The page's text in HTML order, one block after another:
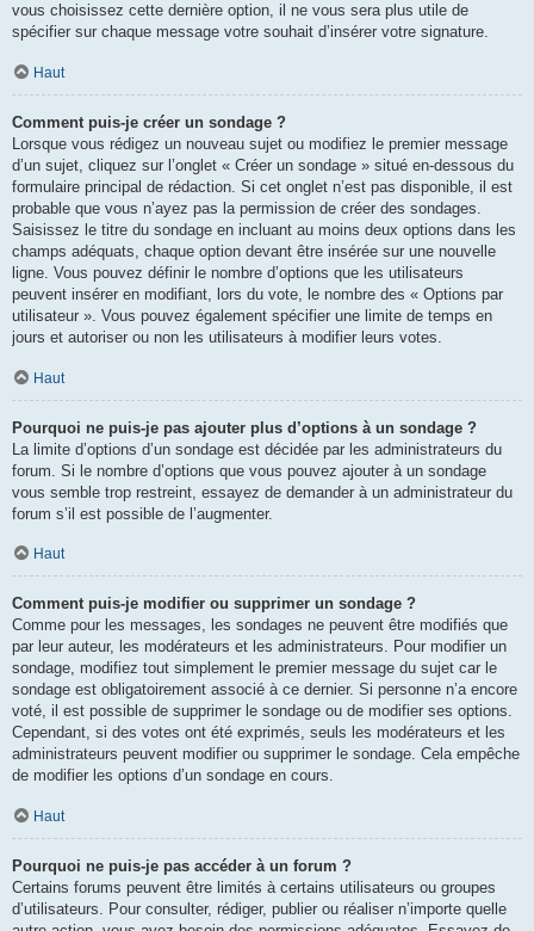
vous choisissez cette dernière option, il ne vous sera plus utile de
spécifier sur chaque message votre souhait d’insérer votre signature.
Haut
Comment puis-je créer un sondage ?
Lorsque vous rédigez un nouveau sujet ou modifiez le premier message
d’un sujet, cliquez sur l’onglet « Créer un sondage » situé en-dessous du
formulaire principal de rédaction. Si cet onglet n’est pas disponible, il est
probable que vous n’ayez pas la permission de créer des sondages.
Saisissez le titre du sondage en incluant au moins deux options dans les
champs adéquats, chaque option devant être insérée sur une nouvelle
ligne. Vous pouvez définir le nombre d’options que les utilisateurs
peuvent insérer en modifiant, lors du vote, le nombre des « Options par
utilisateur ». Vous pouvez également spécifier une limite de temps en
jours et autoriser ou non les utilisateurs à modifier leurs votes.
Haut
Pourquoi ne puis-je pas ajouter plus d’options à un sondage ?
La limite d’options d’un sondage est décidée par les administrateurs du
forum. Si le nombre d’options que vous pouvez ajouter à un sondage
vous semble trop restreint, essayez de demander à un administrateur du
forum s’il est possible de l’augmenter.
Haut
Comment puis-je modifier ou supprimer un sondage ?
Comme pour les messages, les sondages ne peuvent être modifiés que
par leur auteur, les modérateurs et les administrateurs. Pour modifier un
sondage, modifiez tout simplement le premier message du sujet car le
sondage est obligatoirement associé à ce dernier. Si personne n’a encore
voté, il est possible de supprimer le sondage ou de modifier ses options.
Cependant, si des votes ont été exprimés, seuls les modérateurs et les
administrateurs peuvent modifier ou supprimer le sondage. Cela empêche
de modifier les options d’un sondage en cours.
Haut
Pourquoi ne puis-je pas accéder à un forum ?
Certains forums peuvent être limités à certains utilisateurs ou groupes
d’utilisateurs. Pour consulter, rédiger, publier ou réaliser n’importe quelle